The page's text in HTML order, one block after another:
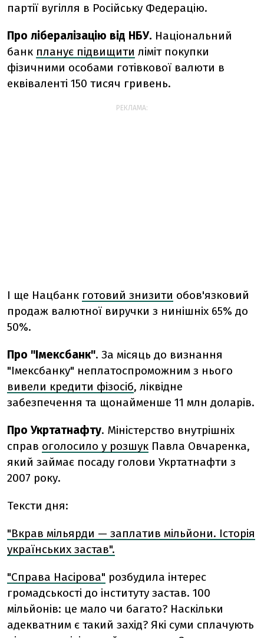
партії вугілля в Російську Федерацію.
Про лібералізацію від НБУ. Національний
банк планує підвищити ліміт покупки
фізичними особами готівкової валюти в
еквіваленті 150 тисяч гривень.
РЕКЛАМА:
І ще Нацбанк готовий знизити обов'язковий
продаж валютної виручки з нинішніх 65% до
50%.
Про "Імексбанк". За місяць до визнання
"Імексбанку" неплатоспроможним з нього
вивели кредити фізосіб, ліквідне
забезпечення та щонайменше 11 млн доларів.
Про Укртатнафту. Міністерство внутрішніх
справ оголосило у розшук Павла Овчаренка,
який займає посаду голови Укртатнафти з
2007 року.
Тексти дня:
"Вкрав мільярди — заплатив мільйони. Історія
українських застав".
"Справа Насірова" розбудила інтерес
громадськості до інституту застав. 100
мільйонів: це мало чи багато? Наскільки
адекватним є такий захід? Які суми сплачують